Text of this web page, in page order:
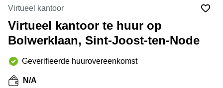
huren
Elsene
Brugge
Herentals
Aalst
Oostende
Mechelen
Coworking-
ruimtes te
huur in
Gent
Coworking
Niklaas
Virtueel kantoor
Virtueel kantoor te huur op
Bolwerklaan, Sint-Joost-ten-Node
Geverifieerde huurovereenkomst
N/A